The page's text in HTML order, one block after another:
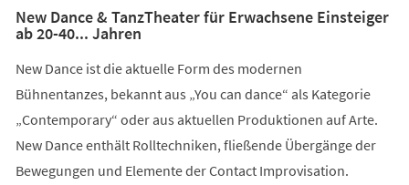
New Dance & TanzTheater für Erwachsene Einsteiger
ab 20-40... Jahren
New Dance ist die aktuelle Form des modernen
Bühnentanzes, bekannt aus „You can dance“ als Kategorie
„Contemporary“ oder aus aktuellen Produktionen auf Arte.
New Dance enthält Rolltechniken, fließende Übergänge der
Bewegungen und Elemente der Contact Improvisation.